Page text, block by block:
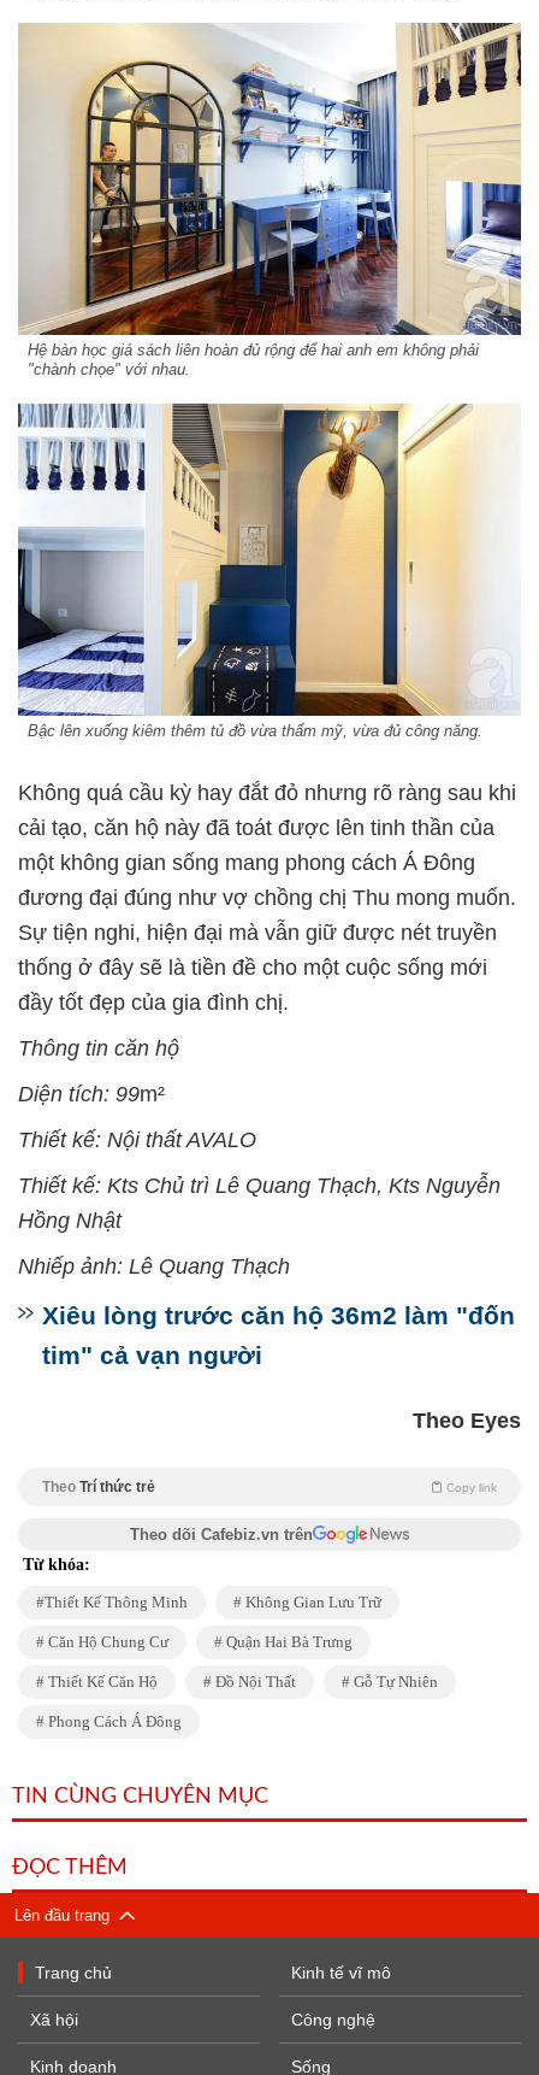
Hệ bàn học giá sách liên hoàn đủ rộng để hai anh em không phải
"chành chọe" với nhau.
Bậc lên xuống kiêm thêm tủ đồ vừa thẩm mỹ, vừa đủ công năng.
Không quá cầu kỳ hay đắt đỏ nhưng rõ ràng sau khi
cải tạo, căn hộ này đã toát được lên tinh thần của
một không gian sống mang phong cách Á Đông
đương đại đúng như vợ chồng chị Thu mong muốn.
Sự tiện nghi, hiện đại mà vẫn giữ được nét truyền
thống ở đây sẽ là tiền đề cho một cuộc sống mới
đầy tốt đẹp của gia đình chị.
Thông tin căn hộ
Diện tích: 99m²
Thiết kế: Nội thất AVALO
Thiết kế: Kts Chủ trì Lê Quang Thạch, Kts Nguyễn
Hồng Nhật
Nhiếp ảnh: Lê Quang Thạch
Xiêu lòng trước căn hộ 36m2 làm "đốn
tim" cả vạn người
Theo Eyes
Theo Trí thức trẻ Copy link
Theo dõi Cafebiz.vn trên
Từ khóa:
Thiết Kế Thông Minh Không Gian Lưu Trữ
Căn Hộ Chung Cư Quận Hai Bà Trưng
Thiết Kế Căn Hộ Đồ Nội Thất Gỗ Tự Nhiên
Phong Cách Á Đông
TIN CÙNG CHUYÊN MỤC
ĐỌC THÊM
Lên đầu trang
Trang chủ
Xã hội
Kinh doanh
Kinh tế vĩ mô
Công nghệ
Sống